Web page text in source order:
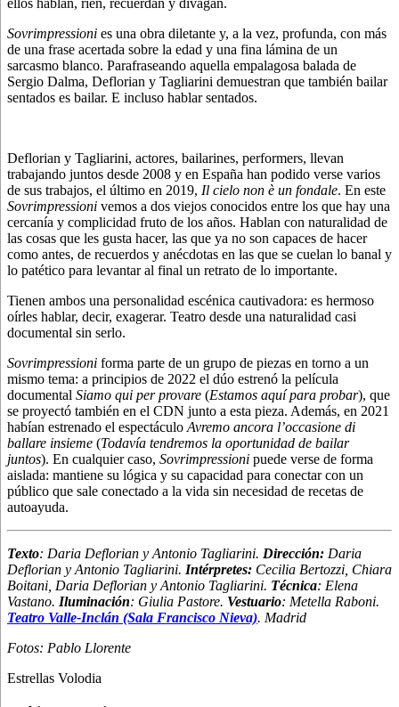
ellos hablan, ríen, recuerdan y divagan.
Sovrimpressioni es una obra diletante y, a la vez, profunda, con más
de una frase acertada sobre la edad y una fina lámina de un
sarcasmo blanco. Parafraseando aquella empalagosa balada de
Sergio Dalma, Deflorian y Tagliarini demuestran que también bailar
sentados es bailar. E incluso hablar sentados.
Deflorian y Tagliarini, actores, bailarines, performers, llevan
trabajando juntos desde 2008 y en España han podido verse varios
de sus trabajos, el último en 2019, Il cielo non è un fondale. En este
Sovrimpressioni vemos a dos viejos conocidos entre los que hay una
cercanía y complicidad fruto de los años. Hablan con naturalidad de
las cosas que les gusta hacer, las que ya no son capaces de hacer
como antes, de recuerdos y anécdotas en las que se cuelan lo banal y
lo patético para levantar al final un retrato de lo importante.
Tienen ambos una personalidad escénica cautivadora: es hermoso
oírles hablar, decir, exagerar. Teatro desde una naturalidad casi
documental sin serlo.
Sovrimpressioni forma parte de un grupo de piezas en torno a un
mismo tema: a principios de 2022 el dúo estrenó la película
documental Siamo qui per provare (Estamos aquí para probar), que
se proyectó también en el CDN junto a esta pieza. Además, en 2021
habían estrenado el espectáculoAvremo ancora l’occasione di
ballare insieme (Todavía tendremos la oportunidad de bailar
juntos). En cualquier caso, Sovrimpressioni puede verse de forma
aislada: mantiene su lógica y su capacidad para conectar con un
público que sale conectado a la vida sin necesidad de recetas de
autoayuda.
Texto: Daria Deflorian y Antonio Tagliarini. Dirección: Daria
Deflorian y Antonio Tagliarini. Intérpretes: Cecilia Bertozzi, Chiara
Boitani, Daria Deflorian y Antonio Tagliarini. Técnica: Elena
Vastano. Iluminación: Giulia Pastore. Vestuario: Metella Raboni.
Teatro Valle-Inclán (Sala Francisco Nieva). Madrid
Fotos: Pablo Llorente
Estrellas Volodia